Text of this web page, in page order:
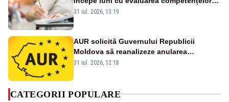
orale la Limba română
31 iul. 2026, 13:19
AUR solicită Guvernului Republicii
Moldova să reanalizeze anularea
concertului de Ziua Limbii Române
31 iul. 2026, 12:18
CATEGORII POPULARE